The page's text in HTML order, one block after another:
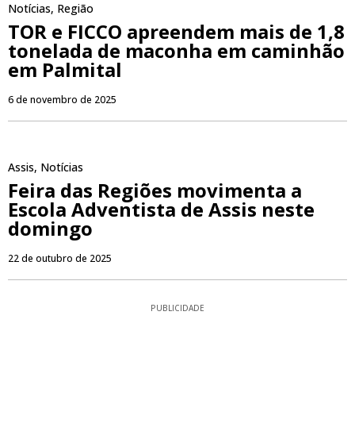
Notícias, Região
TOR e FICCO apreendem mais de 1,8
tonelada de maconha em caminhão
em Palmital
6 de novembro de 2025
Assis, Notícias
Feira das Regiões movimenta a
Escola Adventista de Assis neste
domingo
22 de outubro de 2025
PUBLICIDADE